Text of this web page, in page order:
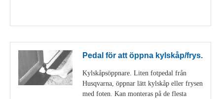
Pedal för att öppna kylskåp/frys.
Kylskåpsöppnare. Liten fotpedal från
Husqvarna, öppnar lätt kylskåp eller frysen
med foten. Kan monteras på de flesta